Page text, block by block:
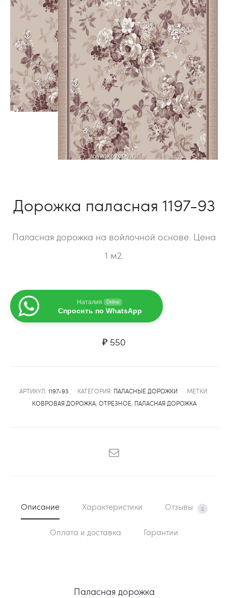
Дорожка паласная 1197-93
Паласная дорожка на войлочной основе. Цена
1 м2.
Наталия Online
Спросить по WhatsApp
₽ 550
АРТИКУЛ: 1197-93 КАТЕГОРИЯ: ПАЛАСНЫЕ ДОРОЖКИ
МЕТКИ:
КОВРОВАЯ ДОРОЖКА, ОТРЕЗНОЕ, ПАЛАСНАЯ ДОРОЖКА
SHARE
Описание Характеристики Отзывы 0
Оплата и доставка Гарантии
Паласная дорожка